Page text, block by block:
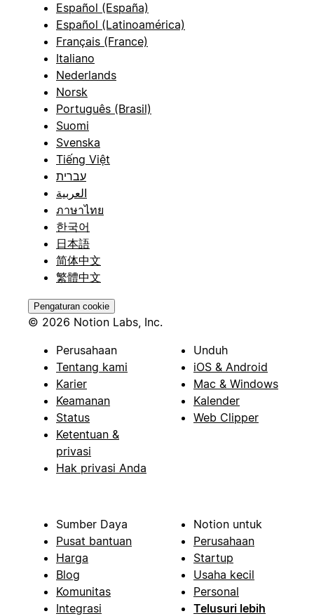
Español (España)
Español (Latinoamérica)
Français (France)
Italiano
Nederlands
Norsk
Português (Brasil)
Suomi
Svenska
Tiếng Việt
עברית
العربية
ภาษาไทย
한국어
日本語
简体中文
繁體中文
Pengaturan cookie
© 2026 Notion Labs, Inc.
Perusahaan
Tentang kami
Karier
Keamanan
Status
Ketentuan &
privasi
Hak privasi Anda
Unduh
iOS & Android
Mac & Windows
Kalender
Web Clipper
Sumber Daya
Pusat bantuan
Harga
Blog
Komunitas
Integrasi
Notion untuk
Perusahaan
Startup
Usaha kecil
Personal
Telusuri lebih